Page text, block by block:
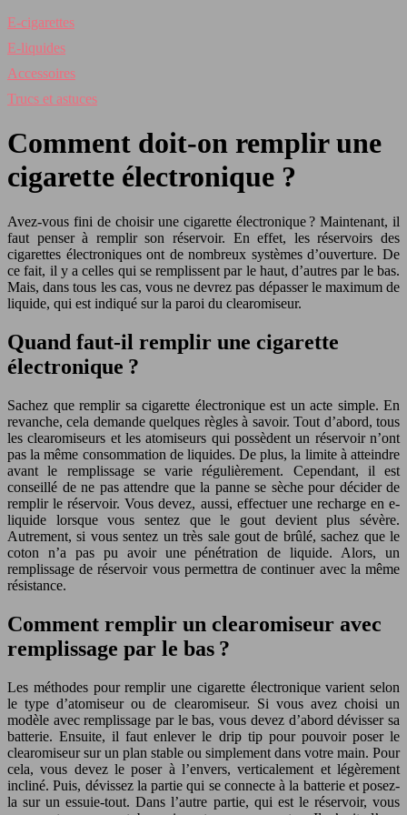
E-cigarettes
E-liquides
Accessoires
Trucs et astuces
Comment doit-on remplir une
cigarette électronique ?
Avez-vous fini de choisir une cigarette électronique ? Maintenant, il
faut penser à remplir son réservoir. En effet, les réservoirs des
cigarettes électroniques ont de nombreux systèmes d’ouverture. De
ce fait, il y a celles qui se remplissent par le haut, d’autres par le bas.
Mais, dans tous les cas, vous ne devrez pas dépasser le maximum de
liquide, qui est indiqué sur la paroi du clearomiseur.
Quand faut-il remplir une cigarette
électronique ?
Sachez que remplir sa cigarette électronique est un acte simple. En
revanche, cela demande quelques règles à savoir. Tout d’abord, tous
les clearomiseurs et les atomiseurs qui possèdent un réservoir n’ont
pas la même consommation de liquides. De plus, la limite à atteindre
avant le remplissage se varie régulièrement. Cependant, il est
conseillé de ne pas attendre que la panne se sèche pour décider de
remplir le réservoir. Vous devez, aussi, effectuer une recharge en e-
liquide lorsque vous sentez que le gout devient plus sévère.
Autrement, si vous sentez un très sale gout de brûlé, sachez que le
coton n’a pas pu avoir une pénétration de liquide. Alors, un
remplissage de réservoir vous permettra de continuer avec la même
résistance.
Comment remplir un clearomiseur avec
remplissage par le bas ?
Les méthodes pour remplir une cigarette électronique varient selon
le type d’atomiseur ou de clearomiseur. Si vous avez choisi un
modèle avec remplissage par le bas, vous devez d’abord dévisser sa
batterie. Ensuite, il faut enlever le drip tip pour pouvoir poser le
clearomiseur sur un plan stable ou simplement dans votre main. Pour
cela, vous devez le poser à l’envers, verticalement et légèrement
incliné. Puis, dévissez la partie qui se connecte à la batterie et posez-
la sur un essuie-tout. Dans l’autre partie, qui est le réservoir, vous